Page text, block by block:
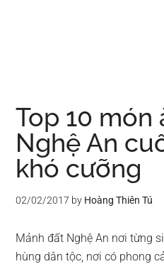
Top 10 món
Nghệ An
khó cưỡng
02/02/2017 by Hoàng Thiên Tú
Mảnh đất Nghệ An nơi từng
hùng dân tộc, nơi có phong